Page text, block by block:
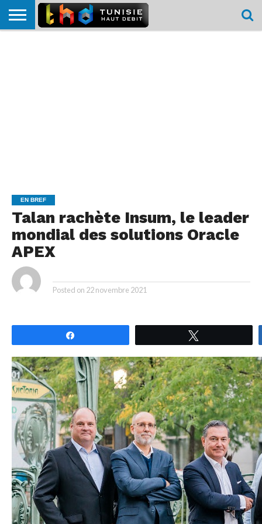
EN BREF
Talan rachète Insum, le leader
mondial des solutions Oracle
APEX
Posted on 22 novembre 2021